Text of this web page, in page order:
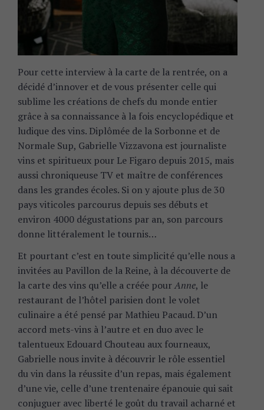
Pour cette interview à la carte de la rentrée, on a
décidé d’innover et de vous présenter celle qui
sublime les créations de chefs du monde entier
grâce à sa connaissance à la fois encyclopédique et
ludique des vins. Diplômée de la Sorbonne et de
Normale Sup, Gabrielle Vizzavona est journaliste
vins et spiritueux pour Le Figaro depuis 2015, mais
aussi chroniqueuse TV et maître de conférences
dans les grandes écoles. Si on y ajoute plus de 30
pays viticoles parcourus depuis ses débuts et
environ 4000 dégustations par an, son parcours
donne littéralement le tournis…
Et pourtant c’est en toute simplicité qu’elle nous a
invitées au Pavillon de la Reine, à la découverte de
la carte des vins qu’elle a créée pourAnne, le
restaurant de l’hôtel parisien dont le volet
culinaire a été pensé par Mathieu Pacaud. D’un
accord mets-vins à l’autre et en duo avec le
talentueux Edouard Chouteau aux fourneaux,
Gabrielle nous invite à découvrir le rôle essentiel
du vin dans la réussite d’un repas, mais également
d’une vie, celle d’une trentenaire épanouie qui sait
conjuguer avec liberté le goût du travail acharné et